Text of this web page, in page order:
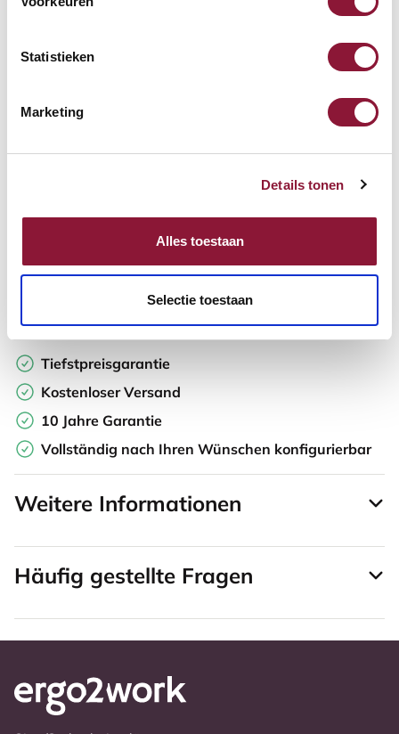
Statistieken
Marketing
Details tonen
Alles toestaan
Selectie toestaan
Verfügbar
Auf der Suche nach Stückzahlen? Machen Sie Ihren Arbeitsplatz
komplett und fordern Sie direkt ein individuelles Angebot an.
Zur Vergleichsliste hinzufügen
Tiefstpreisgarantie
Kostenloser Versand
10 Jahre Garantie
Vollständig nach Ihren Wünschen konfigurierbar
Weitere Informationen
Häufig gestellte Fragen